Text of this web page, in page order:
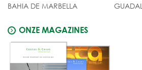
BAHIA DE MARBELLA
ONZE MAGAZINES